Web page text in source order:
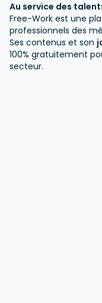
Au service des
Free-Work est une
professionnels des
Ses contenus et son
100% gratuitement
secteur.